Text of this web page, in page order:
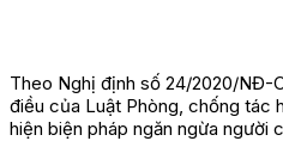
Theo Nghị định số 24/2020/NĐ-
điều của Luật Phòng, chống tác
hiện biện pháp ngăn ngừa người